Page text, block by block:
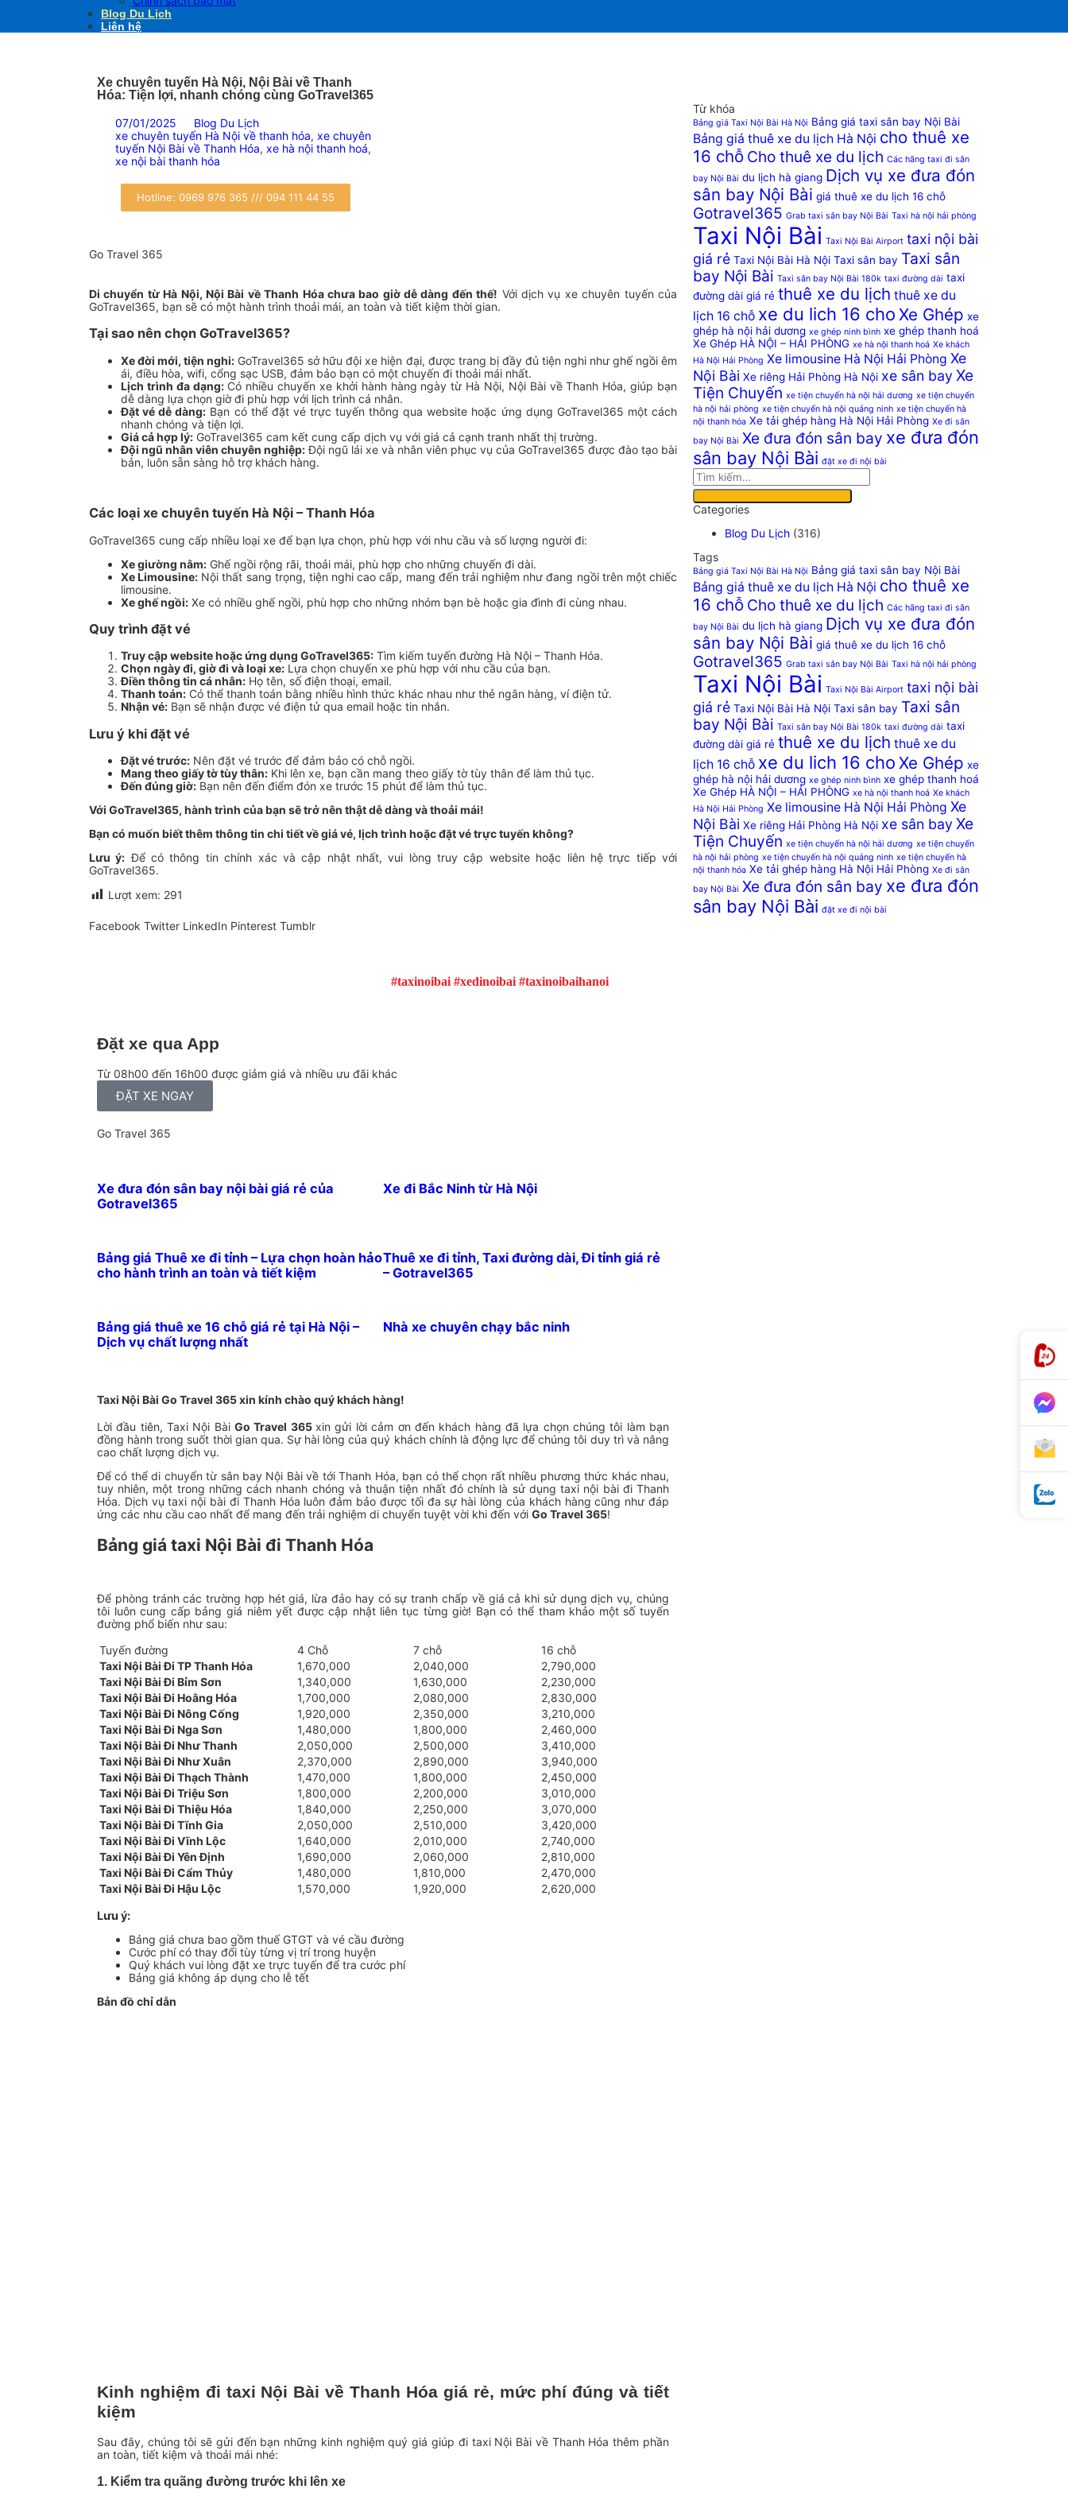
Blog Du Lịch
Liên hệ
Xe chuyên tuyến Hà Nội, Nội Bài về Thanh
Hóa: Tiện lợi, nhanh chóng cùng GoTravel365
07/01/2025
Blog Du Lịch
xe chuyên tuyến Hà Nội về thanh hóa, xe chuyên
tuyến Nội Bài về Thanh Hóa, xe hà nội thanh hoá,
xe nội bài thanh hóa
Hotline: 0969 976 365 /// 094 111 44 55
Go Travel 365
Di chuyển từ Hà Nội, Nội Bài về Thanh Hóa chưa bao giờ dễ dàng đến thế! Với dịch vụ xe chuyên tuyến của
GoTravel365, bạn sẽ có một hành trình thoải mái, an toàn và tiết kiệm thời gian.
Tại sao nên chọn GoTravel365?
Xe đời mới, tiện nghi: GoTravel365 sở hữu đội xe hiện đại, được trang bị đầy đủ tiện nghi như ghế ngồi êm
ái, điều hòa, wifi, cổng sạc USB, đảm bảo bạn có một chuyến đi thoải mái nhất.
Lịch trình đa dạng:Có nhiều chuyến xe khởi hành hàng ngày từ Hà Nội, Nội Bài về Thanh Hóa, giúp bạn
dễ dàng lựa chọn giờ đi phù hợp với lịch trình cá nhân.
Đặt vé dễ dàng: Bạn có thể đặt vé trực tuyến thông qua website hoặc ứng dụng GoTravel365 một cách
nhanh chóng và tiện lợi.
Giá cả hợp lý: GoTravel365 cam kết cung cấp dịch vụ với giá cả cạnh tranh nhất thị trường.
Đội ngũ nhân viên chuyên nghiệp:Đội ngũ lái xe và nhân viên phục vụ của GoTravel365 được đào tạo bài
bản, luôn sẵn sàng hỗ trợ khách hàng.
Các loại xe chuyên tuyến Hà Nội – Thanh Hóa
GoTravel365 cung cấp nhiều loại xe để bạn lựa chọn, phù hợp với nhu cầu và số lượng người đi:
Xe giường nằm: Ghế ngồi rộng rãi, thoải mái, phù hợp cho những chuyến đi dài.
Xe Limousine: Nội thất sang trọng, tiện nghi cao cấp, mang đến trải nghiệm như đang ngồi trên một chiếc
limousine.
Xe ghế ngồi: Xe có nhiều ghế ngồi, phù hợp cho những nhóm bạn bè hoặc gia đình đi cùng nhau.
Quy trình đặt vé
Truy cập website hoặc ứng dụng GoTravel365: Tìm kiếm tuyến đường Hà Nội – Thanh Hóa.
Chọn ngày đi, giờ đi và loại xe: Lựa chọn chuyến xe phù hợp với nhu cầu của bạn.
Điền thông tin cá nhân: Họ tên, số điện thoại, email.
Thanh toán: Có thể thanh toán bằng nhiều hình thức khác nhau như thẻ ngân hàng, ví điện tử.
Nhận vé: Bạn sẽ nhận được vé điện tử qua email hoặc tin nhắn.
Lưu ý khi đặt vé
Đặt vé trước: Nên đặt vé trước để đảm bảo có chỗ ngồi.
Mang theo giấy tờ tùy thân: Khi lên xe, bạn cần mang theo giấy tờ tùy thân để làm thủ tục.
Đến đúng giờ: Bạn nên đến điểm đón xe trước 15 phút để làm thủ tục.
Với GoTravel365, hành trình của bạn sẽ trở nên thật dễ dàng và thoải mái!
Bạn có muốn biết thêm thông tin chi tiết về giá vé, lịch trình hoặc đặt vé trực tuyến không?
Lưu ý: Để có thông tin chính xác và cập nhật nhất, vui lòng truy cập website hoặc liên hệ trực tiếp với
GoTravel365.
Lượt xem: 291
Facebook Twitter LinkedIn Pinterest Tumblr
#taxinoibai #xedinoibai #taxinoibaihanoi
Đặt xe qua App
Từ 08h00 đến 16h00 được giảm giá và nhiều ưu đãi khác
ĐẶT XE NGAY
Go Travel 365
Xe đưa đón sân bay nội bài giá rẻ của
Gotravel365
Xe đi Bắc Ninh từ Hà Nội
Bảng giá Thuê xe đi tỉnh – Lựa chọn hoàn hảo
cho hành trình an toàn và tiết kiệm
Thuê xe đi tỉnh, Taxi đường dài, Đi tỉnh giá rẻ
– Gotravel365
Bảng giá thuê xe 16 chỗ giá rẻ tại Hà Nội –
Dịch vụ chất lượng nhất
Nhà xe chuyên chạy bắc ninh
Taxi Nội Bài Go Travel 365 xin kính chào quý khách hàng!
Lời đầu tiên, Taxi Nội BàiGo Travel 365xin gửi lời cảm ơn đến khách hàng đã lựa chọn chúng tôi làm bạn
đồng hành trong suốt thời gian qua. Sự hài lòng của quý khách chính là động lực để chúng tôi duy trì và nâng
cao chất lượng dịch vụ.
Để có thể di chuyển từ sân bay Nội Bài về tới Thanh Hóa, bạn có thể chọn rất nhiều phương thức khác nhau,
tuy nhiên, một trong những cách nhanh chóng và thuận tiện nhất đó chính là sử dụng taxi nội bài đi Thanh
Hóa. Dịch vụ taxi nội bài đi Thanh Hóa luôn đảm bảo được tối đa sự hài lòng của khách hàng cũng như đáp
ứng các nhu cầu cao nhất để mang đến trải nghiệm di chuyển tuyệt vời khi đến với Go Travel 365!
Bảng giá taxi Nội Bài đi Thanh Hóa
Để phòng tránh các trường hợp hét giá, lừa đảo hay có sự tranh chấp về giá cả khi sử dụng dịch vụ, chúng
tôi luôn cung cấp bảng giá niêm yết được cập nhật liên tục từng giờ! Bạn có thể tham khảo một số tuyến
đường phổ biến như sau:
Tuyến đường
4 Chỗ 7 chỗ
16 chỗ
Taxi Nội Bài Đi TP Thanh Hóa
1,670,000 2,040,000
2,790,000
Taxi Nội Bài Đi Bỉm Sơn
1,340,000 1,630,000
2,230,000
Taxi Nội Bài Đi Hoằng Hóa
1,700,000 2,080,000
2,830,000
Taxi Nội Bài Đi Nông Cống
1,920,000 2,350,000
3,210,000
Taxi Nội Bài Đi Nga Sơn
1,480,000 1,800,000
2,460,000
Taxi Nội Bài Đi Như Thanh
2,050,000 2,500,000
3,410,000
Taxi Nội Bài Đi Như Xuân
2,370,000 2,890,000
3,940,000
Taxi Nội Bài Đi Thạch Thành
1,470,000 1,800,000
2,450,000
Taxi Nội Bài Đi Triệu Sơn
1,800,000 2,200,000
3,010,000
Taxi Nội Bài Đi Thiệu Hóa
1,840,000 2,250,000
3,070,000
Taxi Nội Bài Đi Tĩnh Gia
2,050,000 2,510,000
3,420,000
Taxi Nội Bài Đi Vĩnh Lộc
1,640,000 2,010,000
2,740,000
Taxi Nội Bài Đi Yên Định
1,690,000 2,060,000
2,810,000
Taxi Nội Bài Đi Cẩm Thủy
1,480,000 1,810,000
2,470,000
Taxi Nội Bài Đi Hậu Lộc
1,570,000 1,920,000
2,620,000
Lưu ý:
Bảng giá chưa bao gồm thuế GTGT và vé cầu đường
Cước phí có thay đổi tùy từng vị trí trong huyện
Quý khách vui lòng đặt xe trực tuyến để tra cước phí
Bảng giá không áp dụng cho lễ tết
Bản đồ chỉ dẫn
Kinh nghiệm đi taxi Nội Bài về Thanh Hóa giá rẻ, mức phí đúng và tiết
kiệm
Sau đây, chúng tôi sẽ gửi đến bạn những kinh nghiệm quý giá giúp đi taxi Nội Bài về Thanh Hóa thêm phần
an toàn, tiết kiệm và thoải mái nhé:
1. Kiểm tra quãng đường trước khi lên xe
Từ khóa
Bảng giá Taxi Nội Bài Hà Nội Bảng giá taxi sân bay Nội Bài
Bảng giá thuê xe du lịch Hà Nội cho thuê xe
16 chỗ Cho thuê xe du lịch Các hãng taxi đi sân
bay Nội Bài du lịch hà giang Dịch vụ xe đưa đón
sân bay Nội Bài giá thuê xe du lịch 16 chỗ
Gotravel365 Grab taxi sân bay Nội Bài Taxi hà nội hải phòng
Taxi Nội Bài Taxi Nội Bài Airport taxi nội bài
giá rẻ Taxi Nội Bài Hà Nội Taxi sân bay Taxi sân
bay Nội Bài Taxi sân bay Nội Bài 180k taxi đường dài taxi
đường dài giá rẻ thuê xe du lịch thuê xe du
lịch 16 chỗ xe du lich 16 cho Xe Ghép xe
ghép hà nội hải dương xe ghép ninh bình xe ghép thanh hoá
Xe Ghép HÀ NỘI – HẢI PHÒNG xe hà nội thanh hoá Xe khách
Hà Nội Hải Phòng Xe limousine Hà Nội Hải Phòng Xe
Nội Bài Xe riêng Hải Phòng Hà Nội xe sân bay Xe
Tiện Chuyến xe tiện chuyến hà nội hải dương xe tiện chuyến
hà nội hải phòng xe tiện chuyến hà nội quảng ninh xe tiện chuyến hà
nội thanh hóa Xe tải ghép hàng Hà Nội Hải Phòng Xe đi sân
bay Nội Bài Xe đưa đón sân bay xe đưa đón
sân bay Nội Bài đặt xe đi nội bài
Categories
Blog Du Lịch(316)
Tags
Bảng giá Taxi Nội Bài Hà Nội Bảng giá taxi sân bay Nội Bài
Bảng giá thuê xe du lịch Hà Nội cho thuê xe
16 chỗ Cho thuê xe du lịch Các hãng taxi đi sân
bay Nội Bài du lịch hà giang Dịch vụ xe đưa đón
sân bay Nội Bài giá thuê xe du lịch 16 chỗ
Gotravel365 Grab taxi sân bay Nội Bài Taxi hà nội hải phòng
Taxi Nội Bài Taxi Nội Bài Airport taxi nội bài
giá rẻ Taxi Nội Bài Hà Nội Taxi sân bay Taxi sân
bay Nội Bài Taxi sân bay Nội Bài 180k taxi đường dài taxi
đường dài giá rẻ thuê xe du lịch thuê xe du
lịch 16 chỗ xe du lich 16 cho Xe Ghép xe
ghép hà nội hải dương xe ghép ninh bình xe ghép thanh hoá
Xe Ghép HÀ NỘI – HẢI PHÒNG xe hà nội thanh hoá Xe khách
Hà Nội Hải Phòng Xe limousine Hà Nội Hải Phòng Xe
Nội Bài Xe riêng Hải Phòng Hà Nội xe sân bay Xe
Tiện Chuyến xe tiện chuyến hà nội hải dương xe tiện chuyến
hà nội hải phòng xe tiện chuyến hà nội quảng ninh xe tiện chuyến hà
nội thanh hóa Xe tải ghép hàng Hà Nội Hải Phòng Xe đi sân
bay Nội Bài Xe đưa đón sân bay xe đưa đón
sân bay Nội Bài đặt xe đi nội bài